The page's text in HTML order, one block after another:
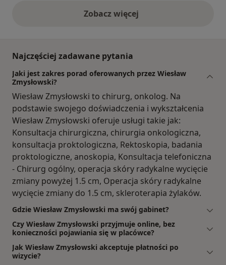
Zobacz więcejopinie powyżej
Najczęściej zadawane pytania
Jaki jest zakres porad oferowanych przez Wiesław
Zmysłowski?
Wiesław Zmysłowski to chirurg, onkolog. Na
podstawie swojego doświadczenia i wykształcenia
Wiesław Zmysłowski oferuje usługi takie jak:
Konsultacja chirurgiczna, chirurgia onkologiczna,
konsultacja proktologiczna, Rektoskopia, badania
proktologiczne, anoskopia, Konsultacja telefoniczna
- Chirurg ogólny, operacja skóry radykalne wycięcie
zmiany powyżej 1.5 cm, Operacja skóry radykalne
wycięcie zmiany do 1.5 cm, skleroterapia żylaków.
Gdzie Wiesław Zmysłowski ma swój gabinet?
Czy Wiesław Zmysłowski przyjmuje online, bez
konieczności pojawiania się w placówce?
Jak Wiesław Zmysłowski akceptuje płatności po
wizycie?